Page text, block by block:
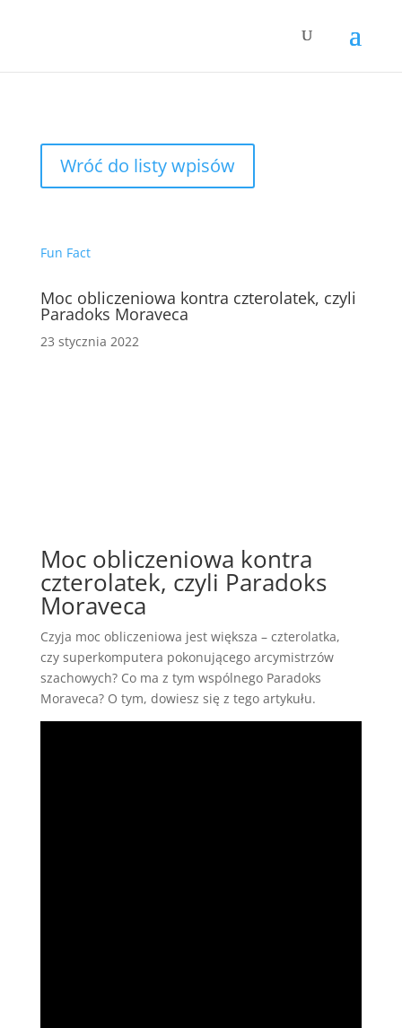
Wróć do listy wpisów
Fun Fact
Moc obliczeniowa kontra czterolatek, czyli
Paradoks Moraveca
23 stycznia 2022
Moc obliczeniowa kontra
czterolatek, czyli Paradoks
Moraveca
Czyja moc obliczeniowa jest większa – czterolatka,
czy superkomputera pokonującego arcymistrzów
szachowych? Co ma z tym wspólnego Paradoks
Moraveca? O tym, dowiesz się z tego artykułu.